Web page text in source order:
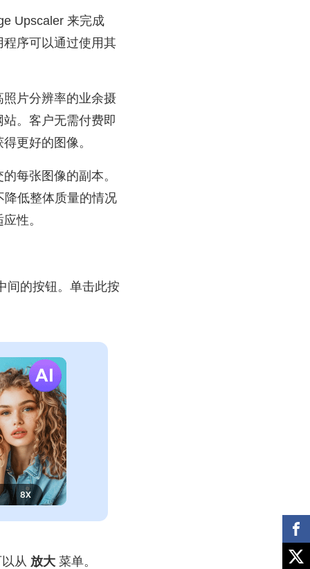
Upscaler 来完成
序可以通过使用其
片分辨率的业余摄
。客户无需付费即
更好的图像。
每张图像的副本。
低整体质量的情况
性。
间的按钮。单击此按
从 放大 菜单。